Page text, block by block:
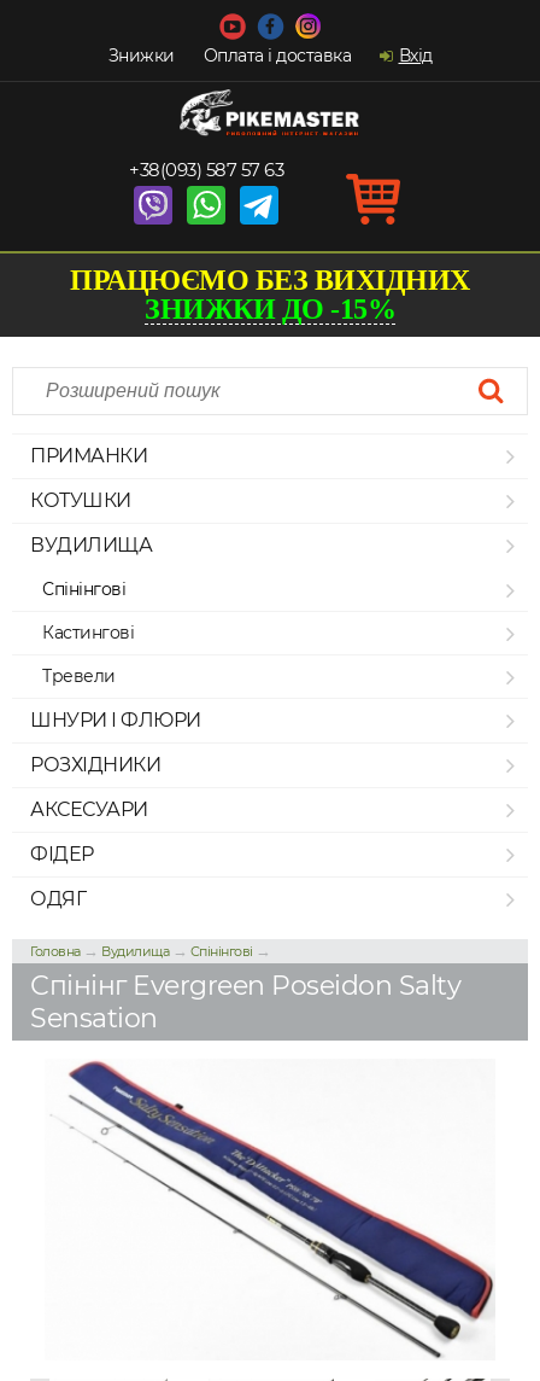
Знижки Оплата і доставка Вхід
+38(093) 587 57 63
ПРАЦЮЄМО БЕЗ ВИХІДНИХ
ЗНИЖКИ ДО -15%
ПРИМАНКИ
КОТУШКИ
ВУДИЛИЩА
Спінінгові
Кастингові
Тревели
ШНУРИ І ФЛЮРИ
РОЗХІДНИКИ
АКСЕСУАРИ
ФІДЕР
ОДЯГ
Головна→ Вудилища→ Спінінгові →
Спінінг Evergreen Poseidon Salty
Sensation